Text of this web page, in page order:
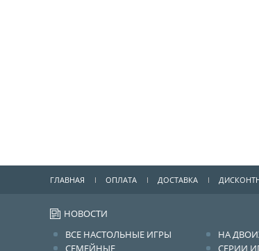
ГЛАВНАЯ ОПЛАТА ДОСТАВКА
НОВОСТИ
ВСЕ НАСТОЛЬНЫЕ ИГРЫ
СЕМЕЙНЫЕ
НА
СЕРИИ